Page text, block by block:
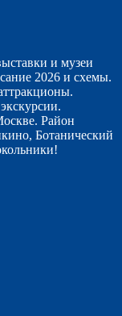
и музеи
2026 и схемы.
Район
Ботанический